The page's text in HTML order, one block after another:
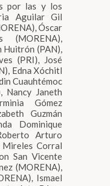
por las y los
Aguilar Gil
Óscar
(MORENA),
(PAN),
(PRI), José
Edna Xóchitl
Cuauhtémoc
Nancy Janeth
Gómez
Guzmán
Dominique
Arturo
Mireles Corral
San Vicente
(MORENA),
Ismael